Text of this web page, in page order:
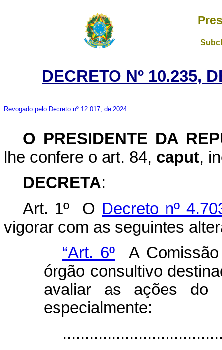
DECRETO Nº 10.235,
Revogado pelo Decreto nº 12.017, de 2024
O PRESIDENTE DA
lhe confere o art. 84, caput,
DECRETA:
Art. 1º O Decreto nº
vigorar com as seguintes
“Art. 6º A Comissão
órgão consultivo
avaliar as ações do
especialmente: